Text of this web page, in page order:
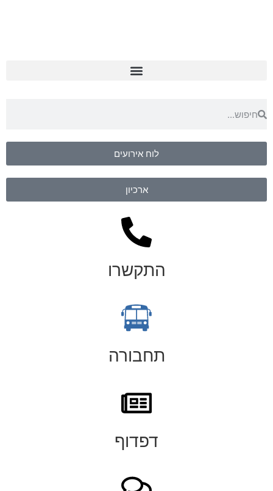
לוח אירועים
ארכיון
התקשרו
תחבורה
דפדוף